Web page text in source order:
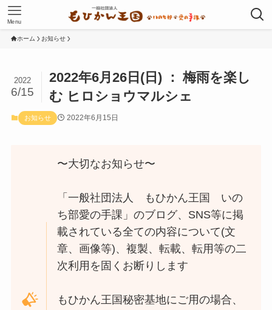
Menu
ホーム お知らせ
2022年6月26日(日) ： 梅雨を楽し
む ヒロショウマルシェ
2022
6/15
お知らせ 2022年6月15日
〜大切なお知らせ〜
「一般社団法人 もひかん王国 いの
ち部愛の手課」のブログ、SNS等に掲
載されている全ての内容について(文
章、画像等)、複製、転載、転用等の二
次利用を固くお断りします
もひかん王国秘密基地にご用の場合、